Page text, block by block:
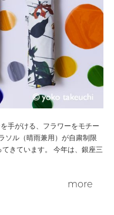
手がける、フラワーをモチー
ソル（晴雨兼用）が自粛制限
きています。 今年は、銀座三
more